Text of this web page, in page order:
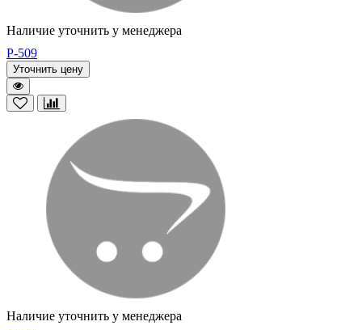
Наличие уточнить у менеджера
P-509
Уточнить цену
Наличие уточнить у менеджера